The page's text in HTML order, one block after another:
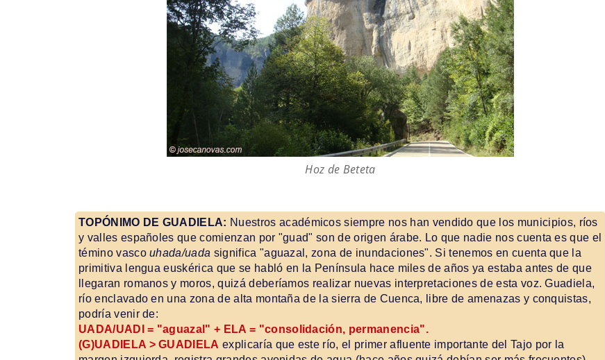
Hoz de Beteta
TOPÓNIMO DE GUADIELA: Nuestros académicos siempre nos han vendido que los municipios, ríos
y valles españoles que comienzan por "guad" son de origen árabe. Lo que nadie nos cuenta es que el
témino vascouhada/uada significa "aguazal, zona de inundaciones". Si tenemos en cuenta que la
primitiva lengua euskérica que se habló en la Península hace miles de años ya estaba antes de que
llegaran romanos y moros, quizá deberíamos realizar nuevas interpretaciones de esta voz. Guadiela,
río enclavado en una zona de alta montaña de la sierra de Cuenca, libre de amenazas y conquistas,
podría venir de:
UADA/UADI = "aguazal" + ELA = "consolidación, permanencia".
(G)UADIELA > GUADIELA explicaría que este río, el primer afluente importante del Tajo por la